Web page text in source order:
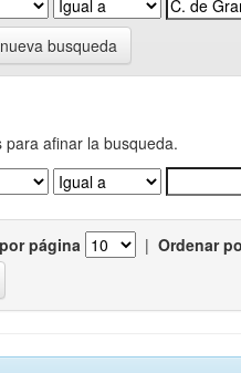
busqueda
para afinar la busqueda.
página | Ordenar